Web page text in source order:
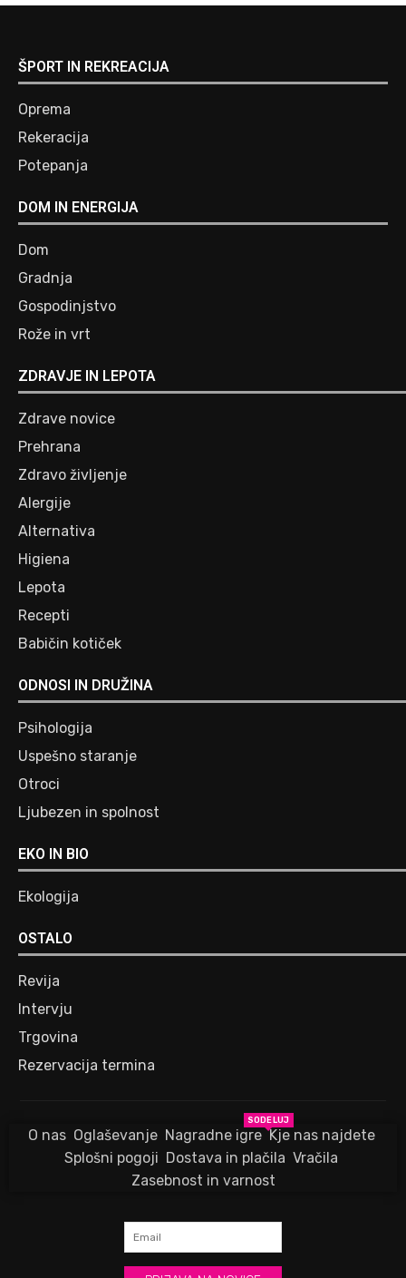
ŠPORT IN REKREACIJA
Oprema
Rekeracija
Potepanja
DOM IN ENERGIJA
Dom
Gradnja
Gospodinjstvo
Rože in vrt
ZDRAVJE IN LEPOTA
Zdrave novice
Prehrana
Zdravo življenje
Alergije
Alternativa
Higiena
Lepota
Recepti
Babičin kotiček
ODNOSI IN DRUŽINA
Psihologija
Uspešno staranje
Otroci
Ljubezen in spolnost
EKO IN BIO
Ekologija
OSTALO
Revija
Intervju
Trgovina
Rezervacija termina
O nas Oglaševanje Nagradne igre
SODELUJ
Kje nas najdete
Splošni pogoji Dostava in plačila Vračila
Zasebnost in varnost